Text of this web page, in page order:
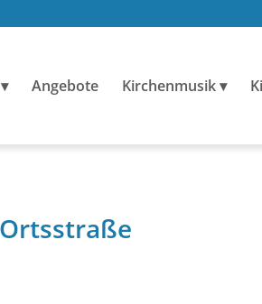
Angebote Kirchenmusik